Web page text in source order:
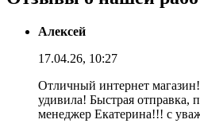
Алексей
17.04.26, 10:27
Отличный интернет
удивила! Быстрая отправка,
менеджер Екатерина!!! с